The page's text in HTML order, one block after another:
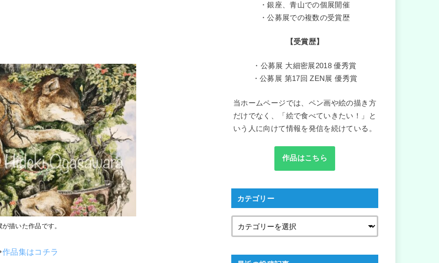
が描いた作品です。
作品集はコチラ
・銀座、青山での個展開催
・公募展での複数の受賞歴
【受賞歴】
・公募展 大細密展2018 優秀賞
・公募展 第17回 ZEN展 優秀賞
当ホームページでは、ペン画や絵の描き方
だけでなく、「絵で食べていきたい！」と
いう人に向けて情報を発信を続けている。
作品はこちら
カテゴリー